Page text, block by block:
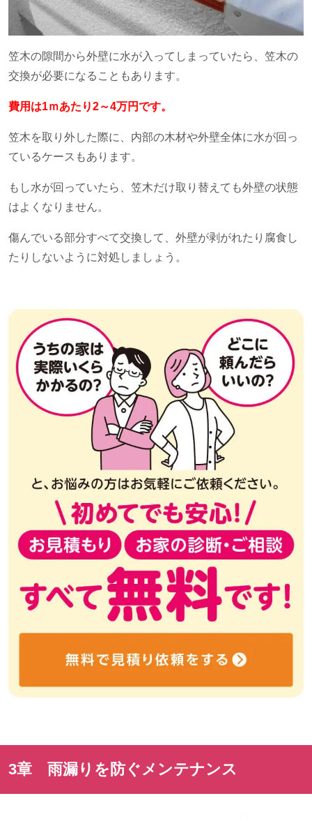
笠木の隙間から外壁に水が入ってしまっていたら、笠木の
交換が必要になることもあります。
費用は1ｍあたり2～4万円です。
笠木を取り外した際に、内部の木材や外壁全体に水が回っ
ているケースもあります。
もし水が回っていたら、笠木だけ取り替えても外壁の状態
はよくなりません。
傷んでいる部分すべて交換して、外壁が剥がれたり腐食し
たりしないように対処しましょう。
3章 雨漏りを防ぐメンテナンス